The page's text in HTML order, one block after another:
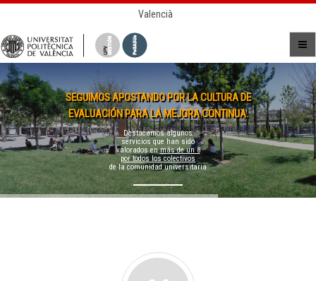
Valencià
SEGUIMOS APOSTANDO POR LA CULTURA DE
EVALUACIÓN PARA LA MEJORA CONTINUA.
Destacamos algunos
servicios que han sido
valorados enmás de un 8
por todos los colectivos
de la comunidad universitaria